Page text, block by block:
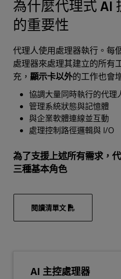
為什麼代理式 AI
的重要性
代理人使用處理器執行。每
處理器來處理其建立的所有
充， 顯示卡以外的工作也會
協調大量同時執行的代理
管理系統狀態與記憶體
與企業軟體連線並互動
處理控制路徑邏輯與 I/O
為了支援上述所有需求，
三種基本角色
閱讀清單文
AI 主控處理器